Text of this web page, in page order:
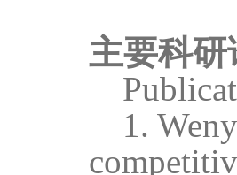
主要科研
1.